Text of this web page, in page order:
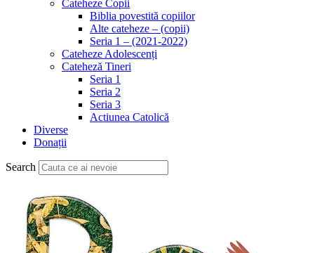
Cateheze Copii
Biblia povestită copiilor
Alte cateheze – (copii)
Seria 1 – (2021-2022)
Cateheze Adolescenți
Cateheză Tineri
Seria 1
Seria 2
Seria 3
Actiunea Catolică
Diverse
Donații
Search